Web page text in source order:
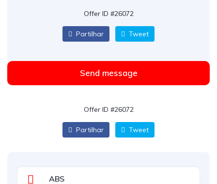
Offer ID #26072
Partilhar Tweet
Send message
Offer ID #26072
Partilhar Tweet
ABS